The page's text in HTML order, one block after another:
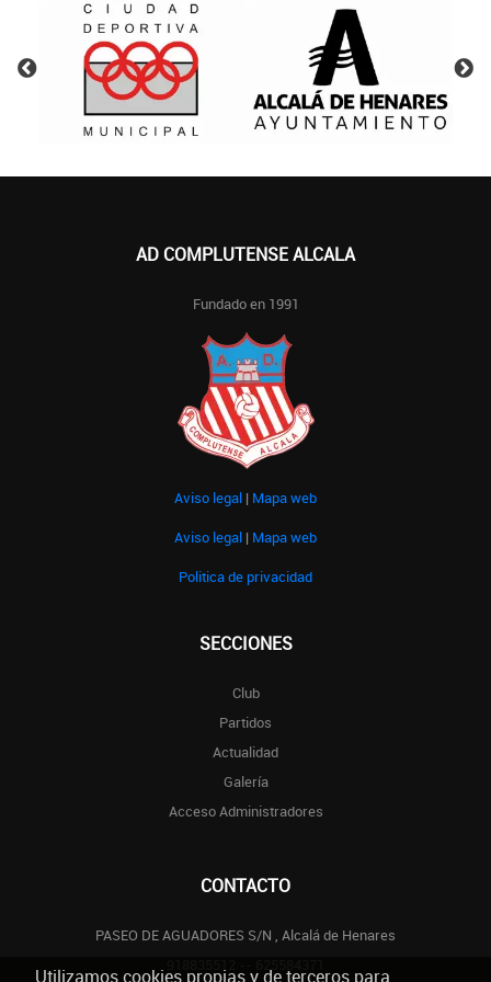
AD COMPLUTENSE ALCALA
Fundado en 1991
Aviso legal | Mapa web
Aviso legal | Mapa web
Politica de privacidad
SECCIONES
Club
Partidos
Actualidad
Galería
Acceso Administradores
CONTACTO
PASEO DE AGUADORES S/N , Alcalá de Henares
Utilizamos cookies propias y de terceros para